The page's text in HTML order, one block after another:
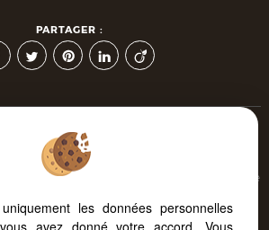
PARTAGER :
offrir un confort de lecture permanent, depuis
tablette ou votre smartphone, notre site s'adapte
les données personnelles
avez donné votre accord. Vous